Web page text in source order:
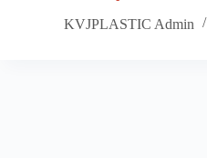
KVJPLASTIC Admin